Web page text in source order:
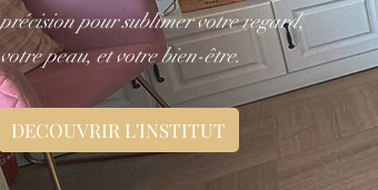
précision pour sublimer votre regard,
votre peau, et votre bien-être.
DECOUVRIR L'INSTITUT